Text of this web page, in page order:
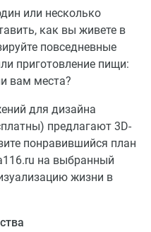
округе
можно от застройщика
партнеров.
или несколько
как вы живете в
повседневные
приготовление пищи:
вам места?
для дизайна
предлагают 3D-
понравившийся план
на выбранный
жизни в